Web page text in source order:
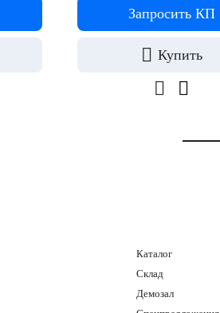
Запросить КП
Купить
Каталог
Склад
Демозал